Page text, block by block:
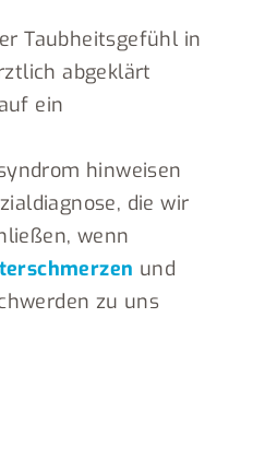
Taubheitsgefühl in
abgeklärt
ein
hinweisen
die wir
wenn
und
zu uns